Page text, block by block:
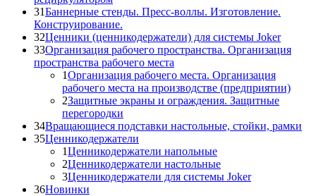
31Баннерные стенды. Пресс-воллы. Изготовление.
Конструирование.
32Ценники (ценникодержатели) для системы Joker
33Организация рабочего пространства. Организация
пространства рабочего места
1Организация рабочего места. Организация
рабочего места на производстве (предприятии)
2Защитные экраны и ограждения. Защитные
перегородки
34Вращающиеся подставки настольные, стойки, рамки
35Ценникодержатели
1Ценникодержатели напольные
2Ценникодержатели настольные
3Ценникодержатели для системы Joker
36Новинки